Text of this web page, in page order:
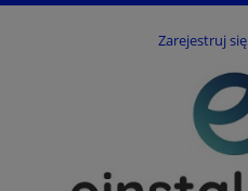
Zarejestruj się